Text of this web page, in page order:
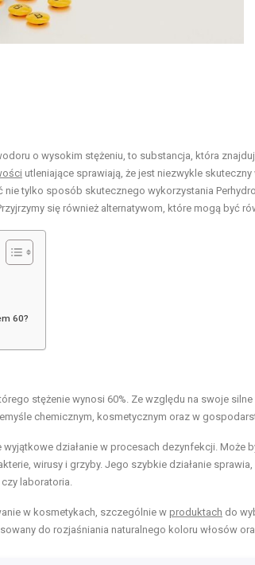
o wysokim stężeniu, to substancja, która
utleniające sprawiają, że jest niezwykle
tylko sposób skutecznego wykorzystania
się również alternatywom, które mogą być
60?
stężenie wynosi 60%. Ze względu na swoje
chemicznym, kosmetycznym oraz w
wyjątkowe działanie w procesach dezynfekcji.
wirusy i grzyby. Jego szybkie działanie
laboratoria.
w kosmetykach, szczególnie w produktach do
do rozjaśniania naturalnego koloru włosów